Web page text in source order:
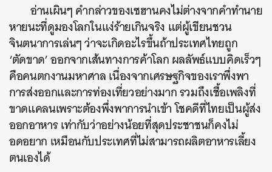
อ่านเผินๆ คำกล่าวของเซฮานคงไม่ต่างจากคำทำนาย
หายนะที่ดูมองโลกในแง่ร้ายเกินจริง แต่ผู้เขียนชวน
จินตนาการเล่นๆ ว่าจะเกิดอะไรขึ้นถ้าประเทศไทยถูก
‘ตัดขาด’ ออกจากเส้นทางการค้าโลก ผลลัพธ์แบบคิดเร็วๆ
คือคนตกงานมหาศาล เนื่องจากเศรษฐกิจของเราพึ่งพา
การส่งออกและการท่องเที่ยวอย่างมาก รวมถึงเชื้อเพลิงที่
ขาดแคลนเพราะต้องพึ่งพาการนำเข้า โชคดีที่ไทยเป็นผู้ส่ง
ออกอาหาร เท่ากับว่าอย่างน้อยที่สุดประชาชนก็คงไม่
อดอยาก เหมือนกับประเทศที่ไม่สามารถผลิตอาหารเลี้ยง
ตนเองได้